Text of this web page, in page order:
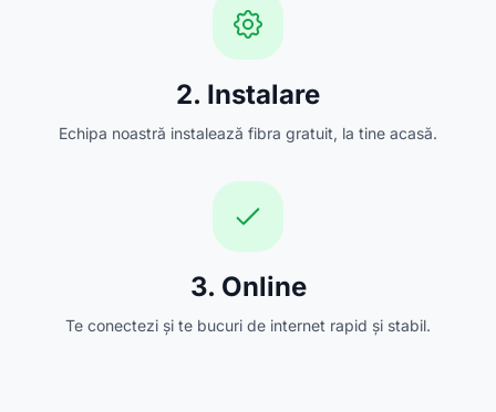
2. Instalare
Echipa noastră instalează fibra gratuit, la tine acasă.
3. Online
Te conectezi și te bucuri de internet rapid și stabil.